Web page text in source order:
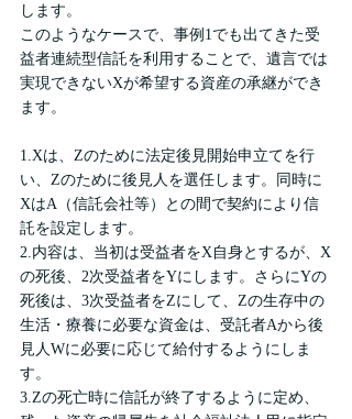
します。
このようなケースで、事例1でも出てきた受
益者連続型信託を利用することで、遺言では
実現できないXが希望する資産の承継ができ
ます。
1.Xは、Zのために法定後見開始申立てを行
い、Zのために後見人を選任します。同時に
XはA（信託会社等）との間で契約により信
託を設定します。
2.内容は、当初は受益者をX自身とするが、X
の死後、2次受益者をYにします。さらにYの
死後は、3次受益者をZにして、Zの生存中の
生活・療養に必要な資金は、受託者Aから後
見人Wに必要に応じて給付するようにしま
す。
3.Zの死亡時に信託が終了するように定め、